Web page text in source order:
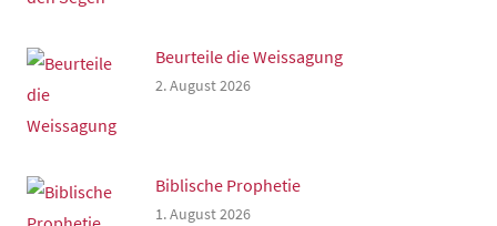
Beurteile die Weissagung
2. August 2026
Biblische Prophetie
1. August 2026